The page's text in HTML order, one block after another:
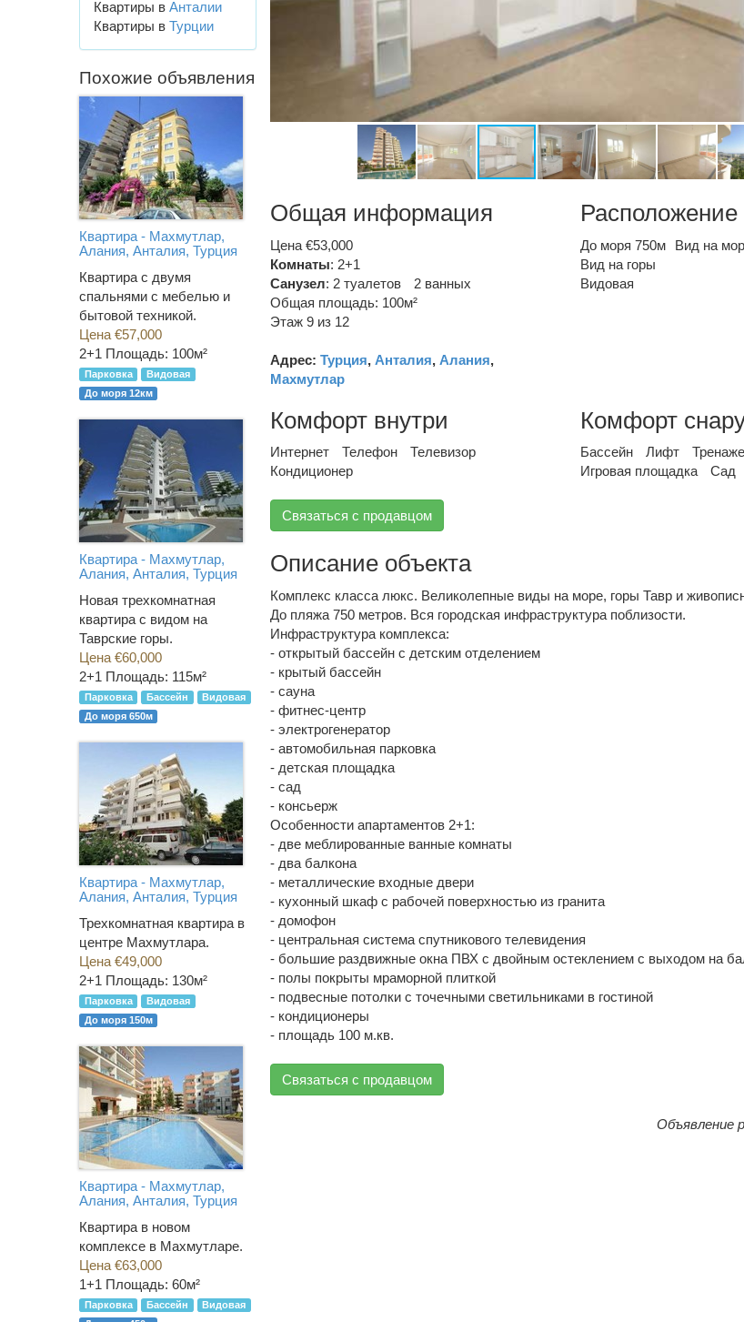
Общая информация
Цена €53,000
Комнаты: 2+1
Санузел: 2 туалетов
2 ванных
Общая площадь: 100м²
Этаж 9 из 12
Адрес: Турция, Анталия, Алания,
Махмутлар
Расположение
До моря 750м
Вид на
Вид на горы
Видовая
Комфорт внутри
Интернет Телефон
Телевизор
Кондиционер
Комфорт
Бассейн Лифт
Игровая площадка
Сад
Связаться с продавцом
Описание объекта
Комплекс класса люкс. Великолепные виды на море, горы Тавр и
До пляжа 750 метров. Вся городская инфраструктура поблизости.
Инфраструктура комплекса:
- открытый бассейн с детским отделением
- крытый бассейн
- сауна
- фитнес-центр
- электрогенератор
- автомобильная парковка
- детская площадка
- сад
- консьерж
Особенности апартаментов 2+1:
- две меблированные ванные комнаты
- два балкона
- металлические входные двери
- кухонный шкаф с рабочей поверхностью из гранита
- домофон
- центральная система спутникового телевидения
- большие раздвижные окна ПВХ с двойным остеклением с выходом на
- полы покрыты мраморной плиткой
- подвесные потолки с точечными светильниками в гостиной
- кондиционеры
- площадь 100 м.кв.
Связаться с продавцом
Объявление
Квартиры в Анталии
Квартиры в Турции
Похожие объявления
Квартира - Махмутлар,
Алания, Анталия, Турция
Квартира с двумя
спальнями с мебелью и
бытовой техникой.
Цена €57,000
2+1 Площадь: 100м²
Парковка
Видовая
До моря 12км
Квартира - Махмутлар,
Алания, Анталия, Турция
Новая трехкомнатная
квартира с видом на
Таврские горы.
Цена €60,000
2+1 Площадь: 115м²
Парковка Бассейн
Видовая
До моря 650м
Квартира - Махмутлар,
Алания, Анталия, Турция
Трехкомнатная квартира в
центре Махмутлара.
Цена €49,000
2+1 Площадь: 130м²
Парковка
Видовая
До моря 150м
Квартира - Махмутлар,
Алания, Анталия, Турция
Квартира в новом
комплексе в Махмутларе.
Цена €63,000
1+1 Площадь: 60м²
Парковка Бассейн
Видовая